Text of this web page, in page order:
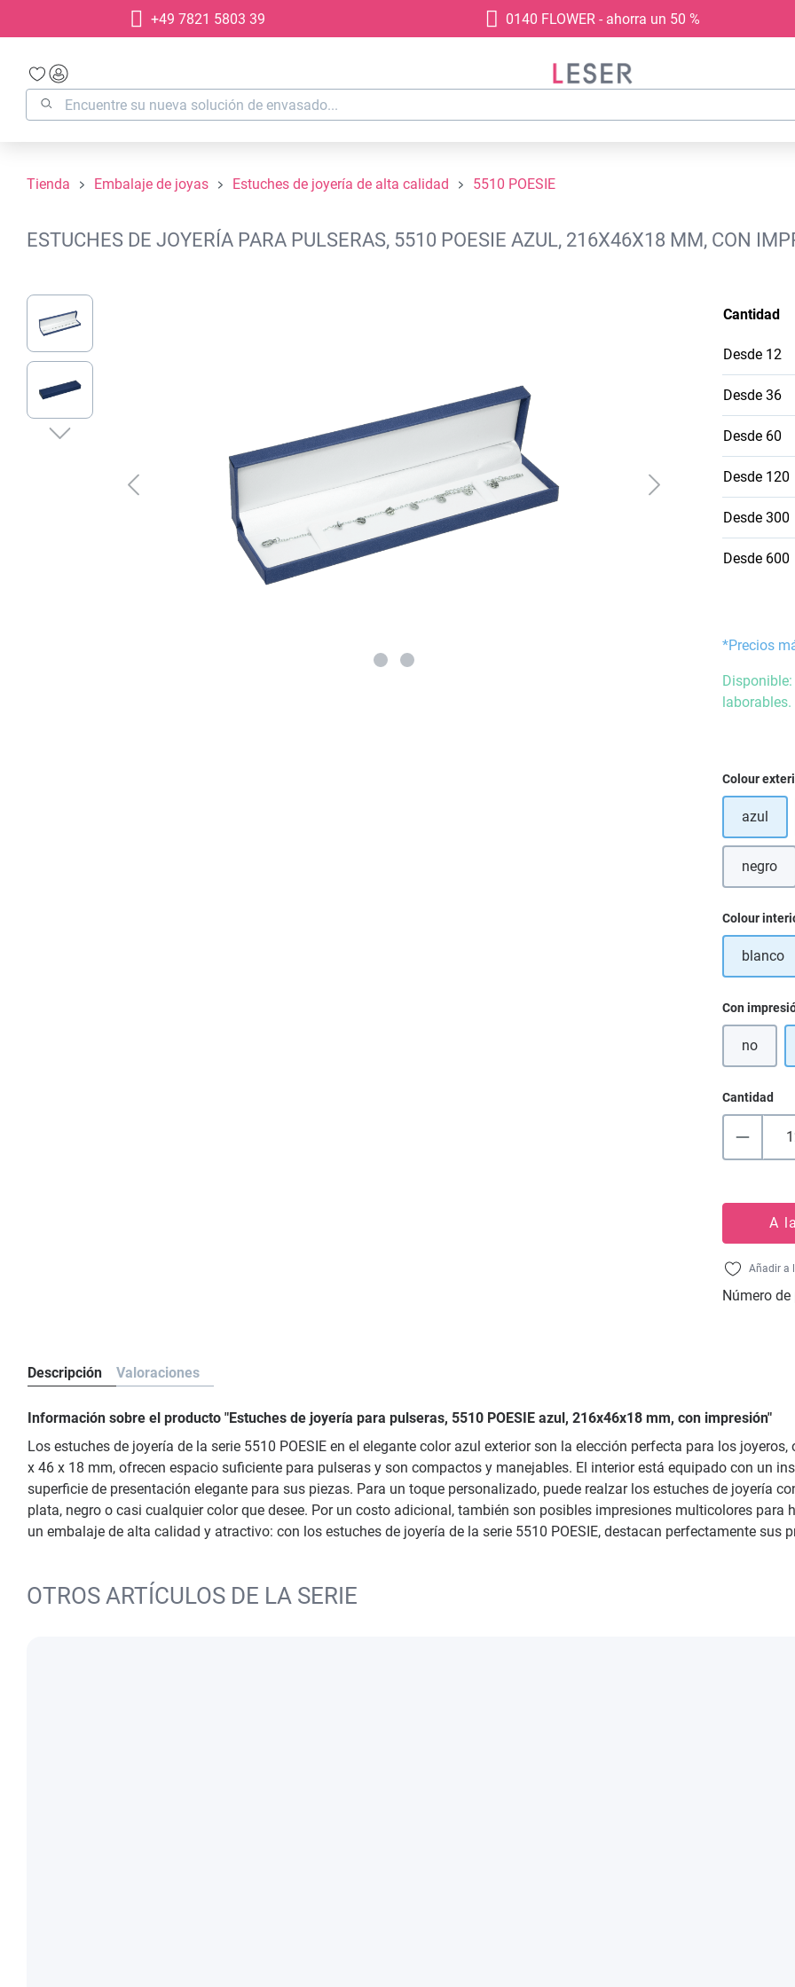
Saltar a la navegación principal
+49 7821 5803 39 0140 FLOWER - ahorra un 50 %
Tienda Embalaje de joyas Estuches de joyería de alta calidad 5510 POESIE
ESTUCHES DE JOYERÍA PARA PULSERAS, 5510 POESIE AZUL, 216X46X18 MM, CON
Omitir galería de imágenes
Cantidad
Desde 12
Desde 36
Desde 60
Desde 120
Desde 300
Desde 600
*Precios
laborables.
Seleccione
Colour
azul
negro
(Esta
Seleccione
Colour
blanco
Seleccione
Con
no
Cantidad
A
Añadir a
Número
Descripción Valoraciones
Información sobre el producto "Estuches de joyería para pulseras, 5510 POESIE azul, 216x46x18 mm, con impresión"
Los estuches de joyería de la serie 5510 POESIE en el elegante color azul exterior son la elección perfecta para los
x 46 x 18 mm, ofrecen espacio suficiente para pulseras y son compactos y manejables. El interior está equipado con un
superficie de presentación elegante para sus piezas. Para un toque personalizado, puede realzar los estuches de joyería
plata, negro o casi cualquier color que desee. Por un costo adicional, también son posibles impresiones multicolores
un embalaje de alta calidad y atractivo: con los estuches de joyería de la serie 5510 POESIE, destacan perfectamente sus
OTROS ARTÍCULOS DE LA SERIE